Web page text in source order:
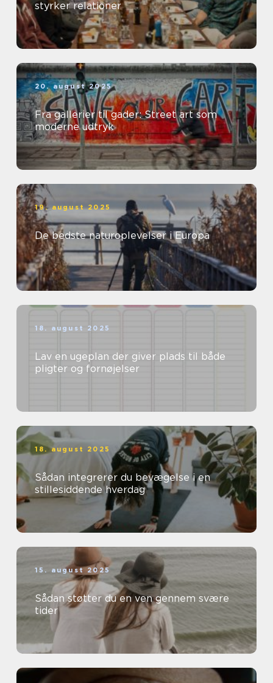
styrker relationer
20. august 2025
Fra gallerier til gader: Street art som
moderne udtryk
19. august 2025
De bedste naturoplevelser i Europa
18. august 2025
Lav en ugeplan der giver plads til både
pligter og fornøjelser
18. august 2025
Sådan integrerer du bevægelse i en
stillesiddende hverdag
15. august 2025
Sådan støtter du en ven gennem svære
tider